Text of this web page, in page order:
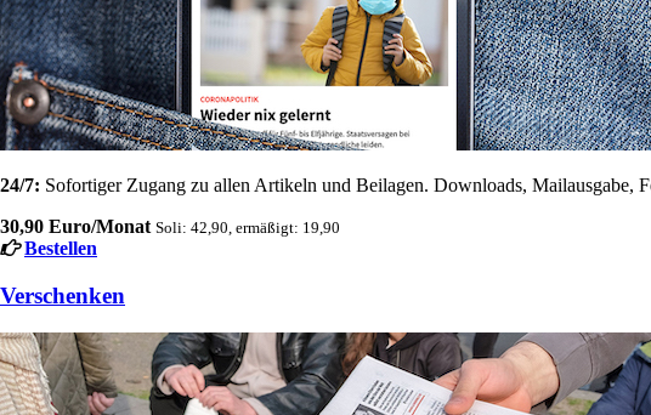
24/7: Sofortiger Zugang zu allen Artikeln und Beilagen. Downloads, Mailausgabe,
30,90 Euro/Monat Soli: 42,90, ermäßigt: 19,90
Bestellen
Verschenken